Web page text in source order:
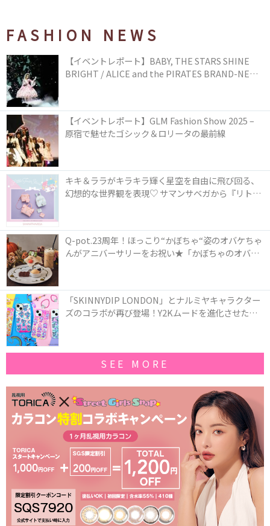
FASHION NEWS
【イベントレポート】BABY, THE STARS SHINE
BRIGHT / ALICE and the PIRATES BRAND-NEW
【イベントレポート】GLM Fashion Show 2025 –
原宿で魅せたゴシック＆ロリータの最前線
キキ＆ララがキラキラ輝く星空を自由に飛び回る、
幻想的な世界観を表現♡ サマンサベガから『リトル
Q-pot.23周年！ほっこり“かぼちゃ“姿のオバケちゃ
んがアニバーサリーをお祝い★「かぼちゃのオバケ
「SKINNYDIP LONDON」とナルミヤキャラクター
ズのコラボが再び登場！Y2Kムードを進化させた新
SEE MORE